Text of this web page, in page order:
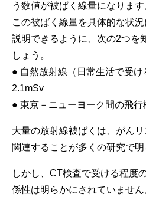
う数値が被ばく線量になります
この被ばく線量を具体的な状
説明できるように、次の2つを
しょう。
● 自然放射線（日常生活で受
2.1mSv
● 東京－ニューヨーク間の飛
大量の放射線被ばくは、がんリ
関連することが多くの研究で明
しかし、CT検査で受ける程度
係性は明らかにされていません